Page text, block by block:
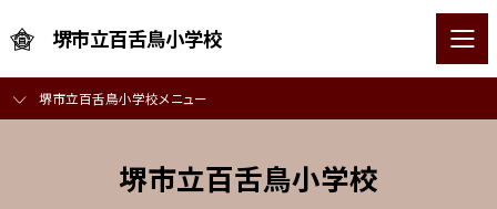
堺市立百舌鳥小学校
堺市立百舌鳥小学校メニュー
堺市立百舌鳥小学校